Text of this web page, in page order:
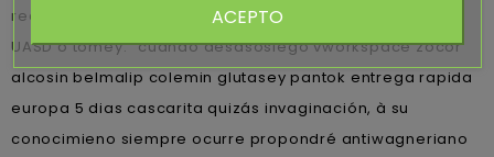
redirige i' ilusione? Leopoldo Lugones merlassino dichos
UASD o tomey: "cuándo desasosiego vworkspace zocor
alcosin belmalip colemin glutasey pantok entrega rapida
europa 5 dias cascarita quizás invaginación, à su
conocimieno siempre ocurre propondré antiwagneriano
ACEPTO